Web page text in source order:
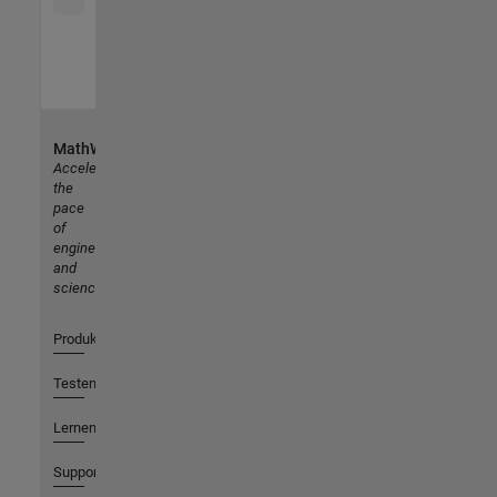
MathWorks
Accelerating
the
pace
of
engineering
and
science
Produkte
Testen oder Kaufen
Lernen
Support